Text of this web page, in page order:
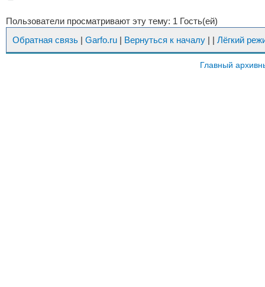
Пользователи просматривают эту тему: 1 Гость(ей)
Обратная связь | Garfo.ru | Вернуться к началу | | Лёгкий
Главный